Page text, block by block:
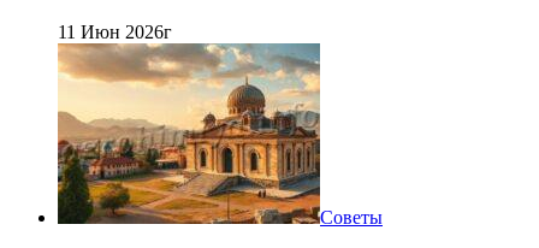
11 Июн 2026г
Советы